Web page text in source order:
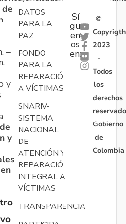
de
–
y
y
DATOS
PARA LA
PAZ
FONDO
PARA LA
REPARACIÓN
A VÍCTIMAS
SNARIV-
SISTEMA
NACIONAL
DE
ATENCIÓN Y
REPARACIÓN
INTEGRAL A
VÍCTIMAS
TRANSPARENCIA
Sí
gu
en
os
en:
©
Copyrigth
2023
-
Todos
los
derechos
Gobierno
de
Colombia